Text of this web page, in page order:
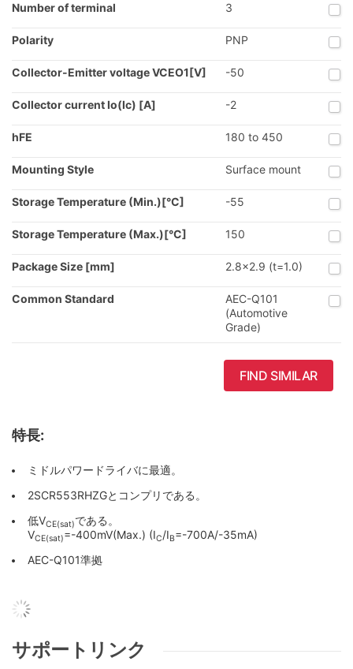
Number of terminal 3
Polarity PNP
Collector-Emitter voltage VCEO1[V] -50
Collector current Io(Ic) [A] -2
hFE 180 to 450
Mounting Style Surface mount
Storage Temperature (Min.)[°C] -55
Storage Temperature (Max.)[°C] 150
Package Size [mm] 2.8x2.9 (t=1.0)
Common Standard
AEC-Q101
(Automotive
Grade)
FIND SIMILAR
特長:
ミドルパワードライバに最適。
2SCR553RHZGとコンプリである。
低VCE(sat)である。
VCE(sat)=-400mV(Max.) (IC/IB=-700A/-35mA)
AEC-Q101準拠
サポートリンク